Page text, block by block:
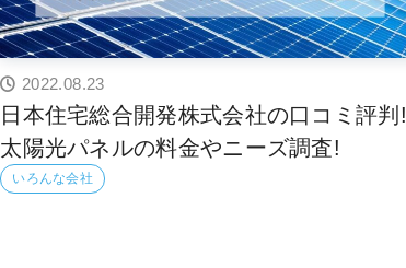
2022.08.23
日本住宅総合開発株式会社の口コミ評判!
太陽光パネルの料金やニーズ調査!
いろんな会社